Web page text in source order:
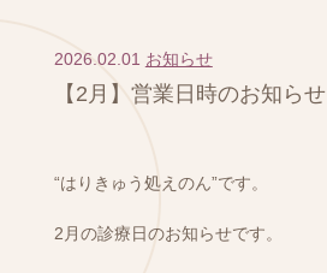
2026.02.01 お知らせ
【2月】営業日時のお知らせ
“はりきゅう処えのん”です。
2月の診療日のお知らせです。